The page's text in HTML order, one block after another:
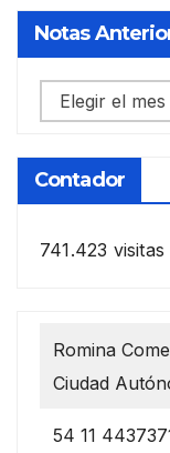
Notas
Notas
anteriores
Contador
741.423 visitas
Romina
Ciudad
54 11